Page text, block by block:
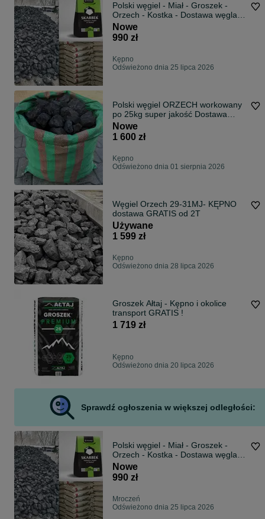
Polski węgiel - Miał - Groszek -
Orzech - Kostka - Dostawa węgla -
Wesoła - Karlik - Pieklorz - Bobrek -
Marcel - Piast - Węgiel luzem-
Węgiel pakowany
Nowe
990 zł
Kępno
Odświeżono dnia 25 lipca 2026
Polski węgiel ORZECH workowany
po 25kg super jakość Dostawa
Gratis
Nowe
1 600 zł
Kępno
Odświeżono dnia 01 sierpnia 2026
Węgiel Orzech 29-31MJ- KĘPNO
dostawa GRATIS od 2T
Używane
1 599 zł
Kępno
Odświeżono dnia 28 lipca 2026
Groszek Ałtaj - Kępno i okolice
transport GRATIS !
1 719 zł
Kępno
Odświeżono dnia 20 lipca 2026
Sprawdź ogłoszenia w większej odległości:
Polski węgiel - Miał - Groszek -
Orzech - Kostka - Dostawa węgla -
Wesoła - Karlik - Pieklorz - Bobrek -
Marcel - Piast - Węgiel luzem-
Węgiel pakowany
Nowe
990 zł
Mroczeń
Odświeżono dnia 25 lipca 2026